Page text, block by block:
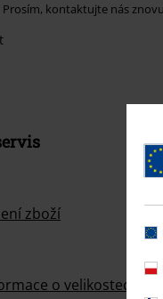
kontaktujte nás
zboží
o velikostech